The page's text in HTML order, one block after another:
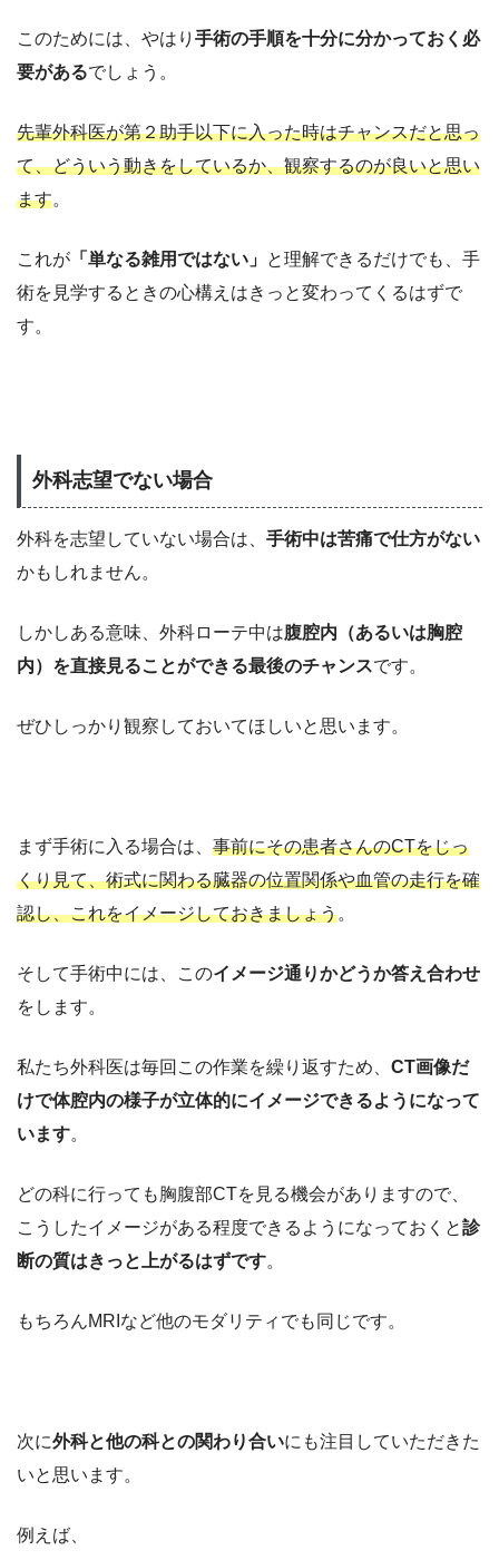
このためには、やはり 手術の手順を十分に分かっておく必
要があるでしょう。
先輩外科医が第２助手以下に入った時はチャンスだと思っ
て、どういう動きをしているか、観察するのが良いと思い
ます。
これが 「単なる雑用ではない」 と理解できるだけでも、手
術を見学するときの心構えはきっと変わってくるはずで
す。
外科志望でない場合
外科を志望していない場合は、 手術中は苦痛で仕方がない
かもしれません。
しかしある意味、外科ローテ中は腹腔内（あるいは胸腔
内）を直接見ることができる最後のチャンスです。
ぜひしっかり観察しておいてほしいと思います。
まず手術に入る場合は、 事前にその患者さんのCTをじっ
くり見て、術式に関わる臓器の位置関係や血管の走行を確
認し、これをイメージしておきましょう。
そして手術中には、このイメージ通りかどうか答え合わせ
をします。
私たち外科医は毎回この作業を繰り返すため、 CT画像だ
けで体腔内の様子が立体的にイメージできるようになって
います。
どの科に行っても胸腹部CTを見る機会がありますので、
こうしたイメージがある程度できるようになっておくと診
断の質はきっと上がるはずです。
もちろんMRIなど他のモダリティでも同じです。
次に外科と他の科との関わり合いにも注目していただきた
いと思います。
例えば、